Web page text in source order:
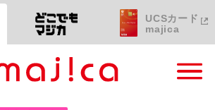
ショッピングにいつも新たな驚きを
UCSカード
majica